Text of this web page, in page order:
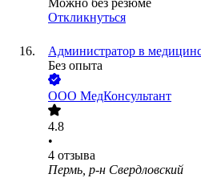
Можно без резюме
Откликнуться
Администратор в
Без опыта
ООО МедКонсультант
4.8
•
4 отзыва
Пермь, р-н Свердловский